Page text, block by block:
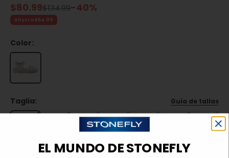
Precio de oferta
$80.99Precio normal
$134.99-40%
Ahorra $54.00
Color:
Taglia: Guía de tallas
37 38 39
EL MUNDO DE STONEFLY